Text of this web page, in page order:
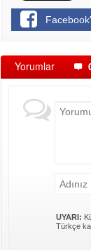
Yorumlar
UYARI:
Türkçe